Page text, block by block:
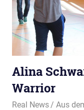
Alina
Warrior
14. Februar 2019
Real News Aus